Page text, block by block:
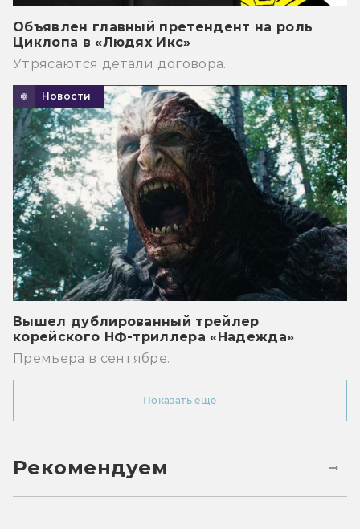
Объявлен главный претендент на роль
Циклопа в «Людях Икс»
Утрясаются детали договора.
Новости
Вышел дублированный трейлер
корейского НФ-триллера «Надежда»
Премьера в сентябре.
Показать ещё
Рекомендуем